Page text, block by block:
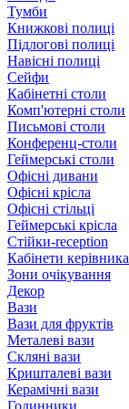
Тумби
Книжкові полиці
Підлогові полиці
Навісні полиці
Сейфи
Кабінетні столи
Комп'ютерні столи
Письмові столи
Конференц-столи
Геймерські столи
Офісні дивани
Офісні крісла
Офісні стільці
Геймерські крісла
Стійки-reception
Кабінети керівника
Зони очікування
Декор
Вази
Вази для фруктів
Металеві вази
Скляні вази
Кришталеві вази
Керамічні вази
Годинники